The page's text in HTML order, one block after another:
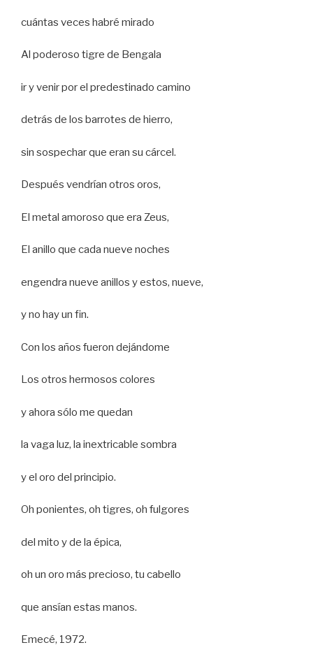
cuántas veces habré mirado
Al poderoso tigre de Bengala
ir y venir por el predestinado camino
detrás de los barrotes de hierro,
sin sospechar que eran su cárcel.
Después vendrían otros oros,
El metal amoroso que era Zeus,
El anillo que cada nueve noches
engendra nueve anillos y estos, nueve,
y no hay un fin.
Con los años fueron dejándome
Los otros hermosos colores
y ahora sólo me quedan
la vaga luz, la inextricable sombra
y el oro del principio.
Oh ponientes, oh tigres, oh fulgores
del mito y de la épica,
oh un oro más precioso, tu cabello
que ansían estas manos.
Emecé, 1972.